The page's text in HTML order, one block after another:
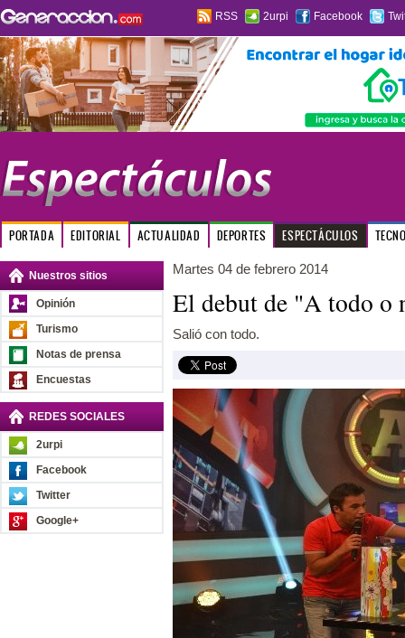
RSS 2urpi Facebook
PORTADA EDITORIAL ACTUALIDAD DEPORTES ESPECTÁCULOS
Nuestros sitios
Opinión
Turismo
Notas de prensa
Encuestas
REDES SOCIALES
2urpi
Facebook
Twitter
Google+
Martes 04 de febrero 2014
El debut de "A todo o
Salió con todo.